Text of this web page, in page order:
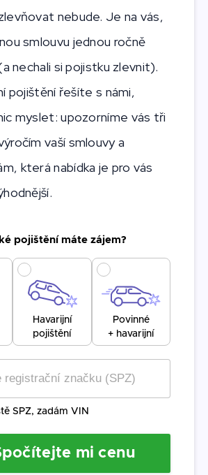
nebude. Je na vás,
smlouvu jednou ročně
nechali si pojistku zlevnit).
pojištění řešíte s námi,
myslet: upozorníme vás tři
vaší smlouvy a
která nabídka je pro vás